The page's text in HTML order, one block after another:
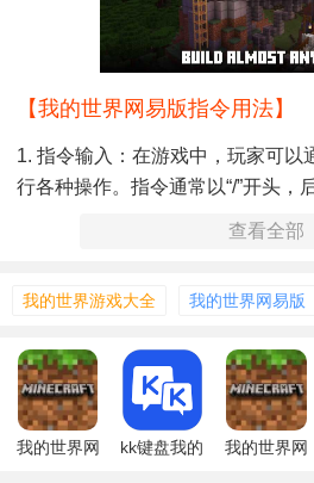
【我的世界网易版指令用法】
1. 指令输入：在游戏中，玩家可以
行各种操作。指令通常以“/”开头，
2. 指令执行：输入指令后，按下回
3. 指令获取：玩家可以通过游戏内
【我的世界网易版指令功能】
1. 物品给予：使用“/give”指令可以
查看全部
我的世界游戏大全 我的世界网易版
我的世界网
kk键盘我的
我的世界网